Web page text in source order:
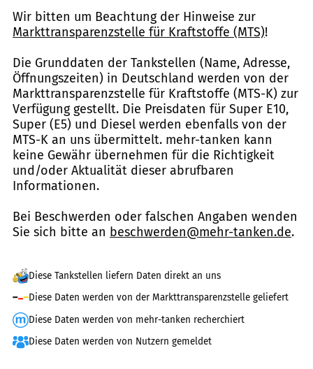
Wir bitten um Beachtung der Hinweise zur
Markttransparenzstelle für Kraftstoffe (MTS)!
Die Grunddaten der Tankstellen (Name, Adresse,
Öffnungszeiten) in Deutschland werden von der
Markttransparenzstelle für Kraftstoffe (MTS-K) zur
Verfügung gestellt. Die Preisdaten für Super E10,
Super (E5) und Diesel werden ebenfalls von der
MTS-K an uns übermittelt. mehr-tanken kann
keine Gewähr übernehmen für die Richtigkeit
und/oder Aktualität dieser abrufbaren
Informationen.
Bei Beschwerden oder falschen Angaben wenden
Sie sich bitte an beschwerden@mehr-tanken.de.
Diese Tankstellen liefern Daten direkt an uns
Diese Daten werden von der Markttransparenzstelle geliefert
Diese Daten werden von mehr-tanken recherchiert
Diese Daten werden von Nutzern gemeldet